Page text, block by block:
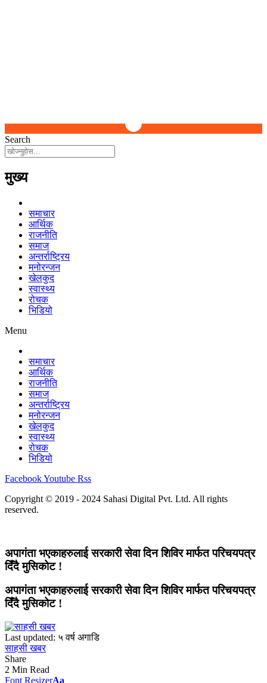
Search
मुख्य
समाचार
आर्थिक
राजनीति
समाज
अन्तर्राष्ट्रिय
मनोरन्जन
खेलकुद
स्वास्थ्य
रोचक
भिडियो
Menu
समाचार
आर्थिक
राजनीति
समाज
अन्तर्राष्ट्रिय
मनोरन्जन
खेलकुद
स्वास्थ्य
रोचक
भिडियो
FacebookYoutube Rss
Copyright © 2019 - 2024 Sahasi Digital Pvt. Ltd. All rights
reserved.
अपागंता भएकाहरुलाई सरकारी सेवा दिन शिविर मार्फत परिचयपत्र
दिँदै मुसिकोट !
अपागंता भएकाहरुलाई सरकारी सेवा दिन शिविर मार्फत परिचयपत्र
दिँदै मुसिकोट !
Last updated: ५ वर्ष अगाडि
साहसी खबर
Share
2 Min Read
Font ResizerAa